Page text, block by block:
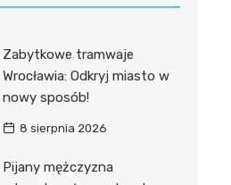
Zabytkowe tramwaje
Wrocławia: Odkryj miasto w
nowy sposób!
8 sierpnia 2026
Pijany mężczyzna